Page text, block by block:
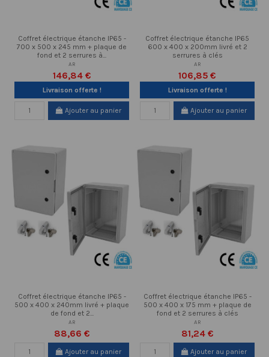
Coffret électrique étanche IP65 -
700 x 500 x 245 mm + plaque de
fond et 2 serrures à...
AR
146,84 €
Livraison offerte !
Ajouter au panier
Coffret électrique étanche IP65
600 x 400 x 200mm livré et 2
serrures à clés
AR
106,85 €
Livraison offerte !
Ajouter au panier
Coffret électrique étanche IP65 -
500 x 400 x 240mm livré + plaque
de fond et 2...
AR
88,66 €
Ajouter au panier
Coffret électrique étanche IP65 -
500 x 400 x 175 mm + plaque de
fond et 2 serrures à clés
AR
81,24 €
Ajouter au panier